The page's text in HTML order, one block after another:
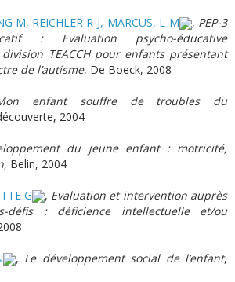
M, REICHLER R-J, MARCUS, L-M , PEP-3
: Evaluation psycho-éducative
TEACCH pour enfants présentant
de l’autisme, De Boeck, 2008
enfant souffre de troubles du
2004
du jeune enfant : motricité,
, Belin, 2004
G , Evaluation et intervention auprès
défis : déficience intellectuelle et/ou
, Le développement social de l’enfant,